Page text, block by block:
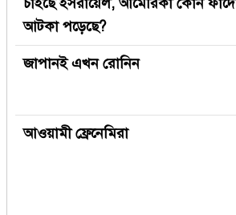
আটকা পড়েছে?
জাপানই এখন রোনিন
আওয়ামী ফ্রেনেমিরা